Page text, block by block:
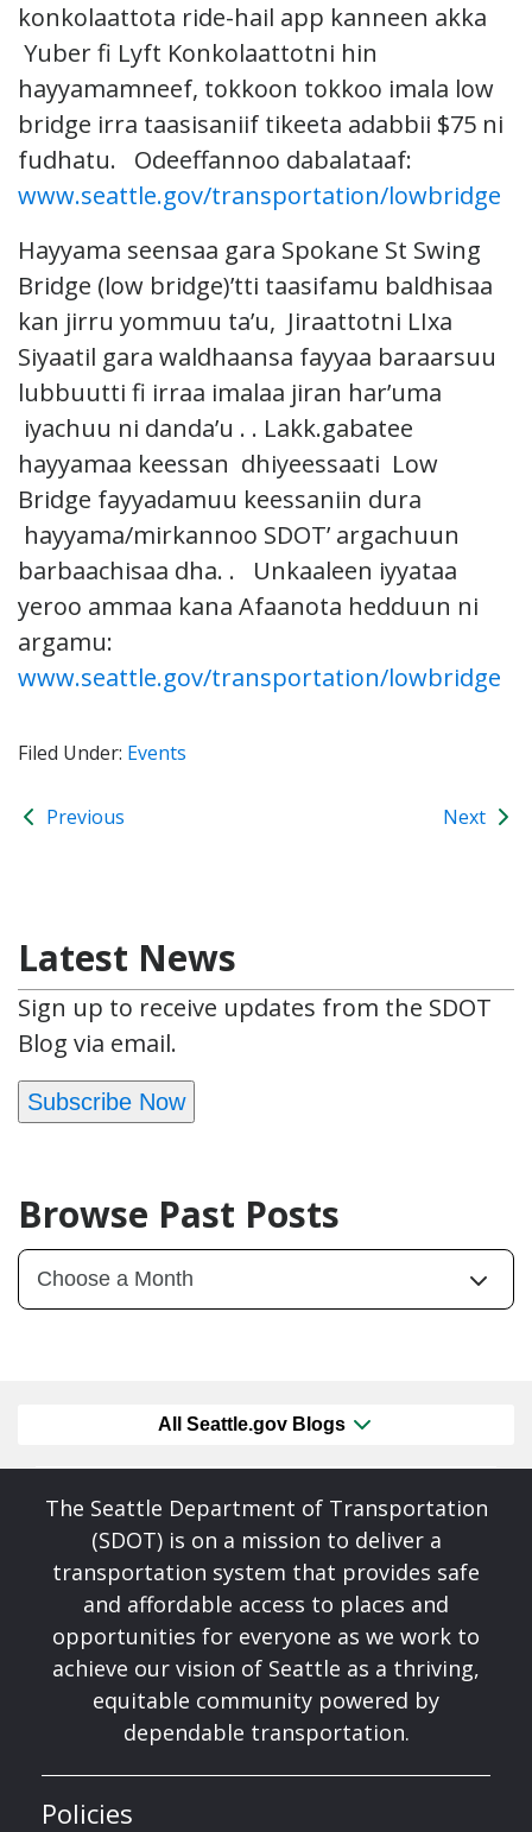
konkolaattota ride-hail app kanneen akka
Yuber fi Lyft Konkolaattotni hin
hayyamamneef, tokkoon tokkoo imala low
bridge irra taasisaniif tikeeta adabbii $75 ni
fudhatu. Odeeffannoo dabalataaf:
www.seattle.gov/transportation/lowbridge
Hayyama seensaa gara Spokane St Swing
Bridge (low bridge)’tti taasifamu baldhisaa
kan jirru yommuu ta’u, Jiraattotni LIxa
Siyaatil gara waldhaansa fayyaa baraarsuu
lubbuutti fi irraa imalaa jiran har’uma
iyachuu ni danda’u . . Lakk.gabatee
hayyamaa keessan dhiyeessaati Low
Bridge fayyadamuu keessaniin dura
hayyama/mirkannoo SDOT’ argachuun
barbaachisaa dha. . Unkaaleen iyyataa
yeroo ammaa kana Afaanota hedduun ni
argamu:
www.seattle.gov/transportation/lowbridge
Filed Under: Events
Previous Next
Latest News
Sign up to receive updates from the SDOT
Blog via email.
Subscribe Now
Browse Past Posts
All Seattle.gov Blogs
The Seattle Department of Transportation
(SDOT) is on a mission to deliver a
transportation system that provides safe
and affordable access to places and
opportunities for everyone as we work to
achieve our vision of Seattle as a thriving,
equitable community powered by
dependable transportation.
Policies